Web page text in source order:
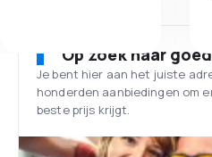
Op zoek naar
Je bent hier aan het juiste
honderden aanbiedingen om
beste prijs krijgt.